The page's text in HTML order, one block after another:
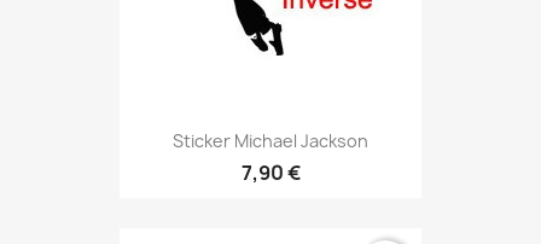
Sticker Michael Jackson
7,90 €